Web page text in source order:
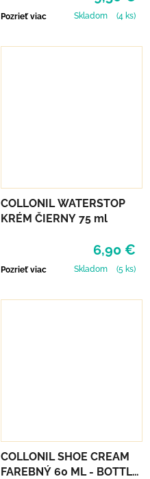
Pozrieť viac Skladom (4 ks)
COLLONIL WATERSTOP
KRÉM ČIERNY 75 ml
6,90 €
Pozrieť viac Skladom (5 ks)
COLLONIL SHOE CREAM
FAREBNÝ 60 ML - BOTTLE